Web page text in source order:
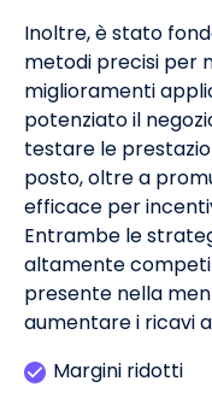
Inoltre, è stato
metodi precisi per
miglioramenti
potenziato il
testare le
posto, oltre a
efficace per
Entrambe le
altamente
presente nella
aumentare i ricavi
Margini ridotti